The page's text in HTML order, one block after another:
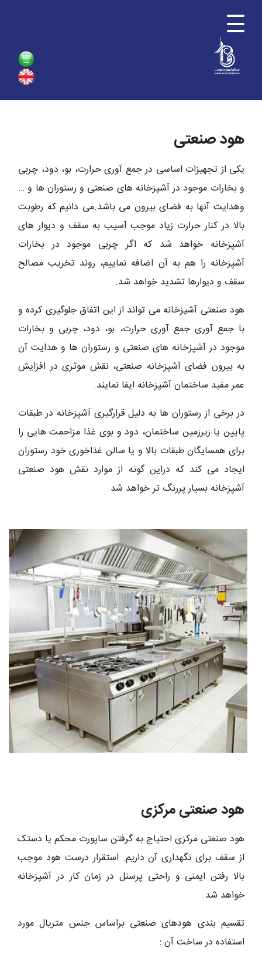
هود صنعتی
یکی از تجهیزات اساسی در جمع آوری حرارت، بو، دود، چربی
و بخارات موجود در آشپزخانه های صنعتی و رستوران ها و …
وهدایت آنها به فضای بیرون می باشد.می دانیم که رطوبت
بالا در کنار حرارت زیاد موجب آسیب به سقف و دیوار های
آشپزخانه خواهد شد که اگر چربی موجود در بخارات
آشپزخانه را هم به آن اضافه نماییم، روند تخریب مصالح
سقف و دیوارها تشدید خواهد شد.
هود صنعتی آشپزخانه می تواند از این اتفاق جلوگیری کرده و
با جمع آوری جمع آوری حرارت، بو، دود، چربی و بخارات
موجود در آشپزخانه های صنعتی و رستوران ها و هدایت آن
به بیرون فضای آشپزخانه صنعتی، نقش موثری در افزایش
عمر مفید ساختمان آشپزخانه ایفا نمایند.
در برخی از رستوران ها به دلیل قرارگیری آشپزخانه در طبقات
پایین یا زیرزمین ساختمان، دود و بوی غذا مزاحمت هایی را
برای همسایگان طبقات بالا و یا سالن غذاخوری خود رستوران
ایجاد می کند که دراین گونه از موارد نقش هود صنعتی
آشپزخانه بسیار پررنگ تر خواهد شد.
هود صنعتی مرکزی
هود صنعتی مرکزی احتیاج به گرفتن ساپورت محکم یا دستک
از سقف برای نگهداری آن داریم. استقرار درست هود موجب
بالا رفتن ایمنی و راحتی پرسنل در زمان کار در آشپزخانه
خواهد شد.
تقسیم بندی هودهای صنعتی براساس جنس متریال مورد
استفاده در ساخت آن :